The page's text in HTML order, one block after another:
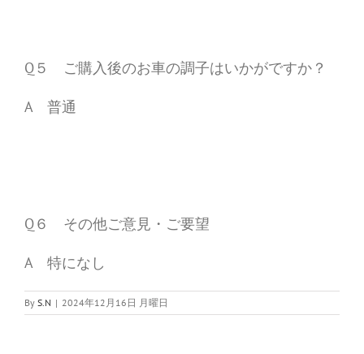
Q５ ご購入後のお車の調子はいかがですか？
A 普通
Q６ その他ご意見・ご要望
A 特になし
By S.N | 2024年12月16日 月曜日